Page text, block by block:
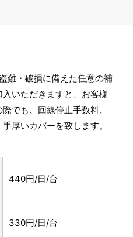
難・破損に備えた任意の補
いただきますと、お客様
でも、回線停止手数料、
厚いカバーを致します。
440円/日/台
330円/日/台